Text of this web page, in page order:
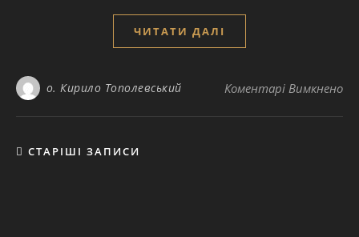
ЧИТАТИ ДАЛІ
о. Кирило Тополевський Коментарі Вимкненодо
СТАРІШІ ЗАПИСИ